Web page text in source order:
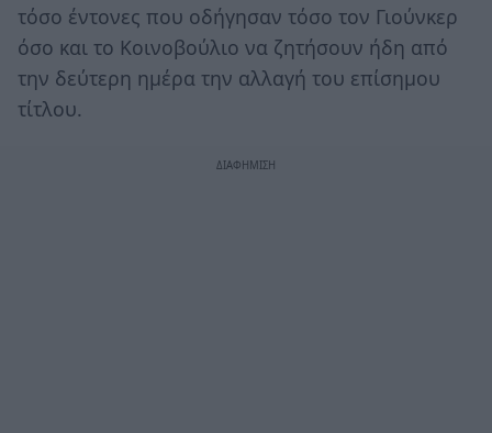
τόσο έντονες που οδήγησαν τόσο τον Γιούνκερ
όσο και το Κοινοβούλιο να ζητήσουν ήδη από
την δεύτερη ημέρα την αλλαγή του επίσημου
τίτλου.